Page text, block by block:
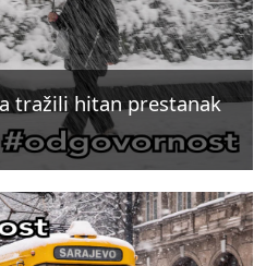
tražili hitan prestanak
tražili hitan prestanak
tražili hitan prestanak